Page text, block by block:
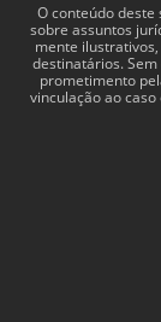
O con­teúdo
sobre assun­tos
mente
des­ti­natários.
pro­me­ti­mento
vin­cu­lação ao